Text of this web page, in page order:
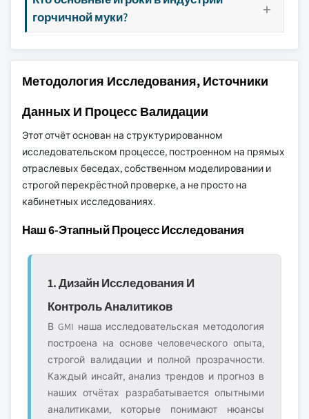
горчичной муки?
Методология Исследования, Источники
Данных И Процесс Валидации
Этот отчёт основан на структурированном
исследовательском процессе, построенном на прямых
отраслевых беседах, собственном моделировании и
строгой перекрёстной проверке, а не просто на
кабинетных исследованиях.
Наш 6-Этапный Процесс Исследования
1. Дизайн Исследования И
Контроль Аналитиков
В GMI наша исследовательская методология
построена на основе человеческого опыта,
строгой валидации и полной прозрачности.
Каждый инсайт, анализ трендов и прогноз в
наших отчётах разрабатывается опытными
аналитиками, которые понимают нюансы